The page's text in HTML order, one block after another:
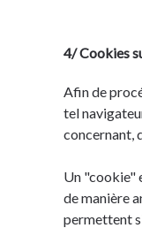
4/ Cookies
Afin de
tel
concernant,
Un "cookie"
de manière
permettent